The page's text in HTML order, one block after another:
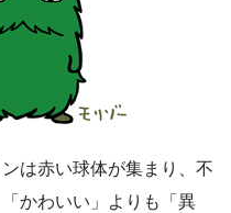
は赤い球体が集まり、不
かわいい」よりも「異